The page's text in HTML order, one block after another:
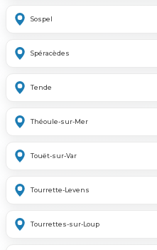
Sospel
Spéracèdes
Tende
Théoule-sur-Mer
Touët-sur-Var
Tourrette-Levens
Tourrettes-sur-Loup